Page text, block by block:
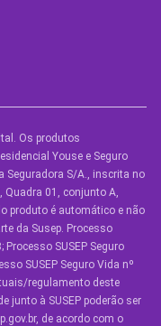
Os produtos
Youse e Seguro
Seguradora S/A., inscrita no
Quadra 01, conjunto A,
produto é automático e não
da Susep. Processo
SUSEP Seguro
SUSEP Seguro Vida nº
regulamento deste
junto à SUSEP poderão ser
de acordo com o